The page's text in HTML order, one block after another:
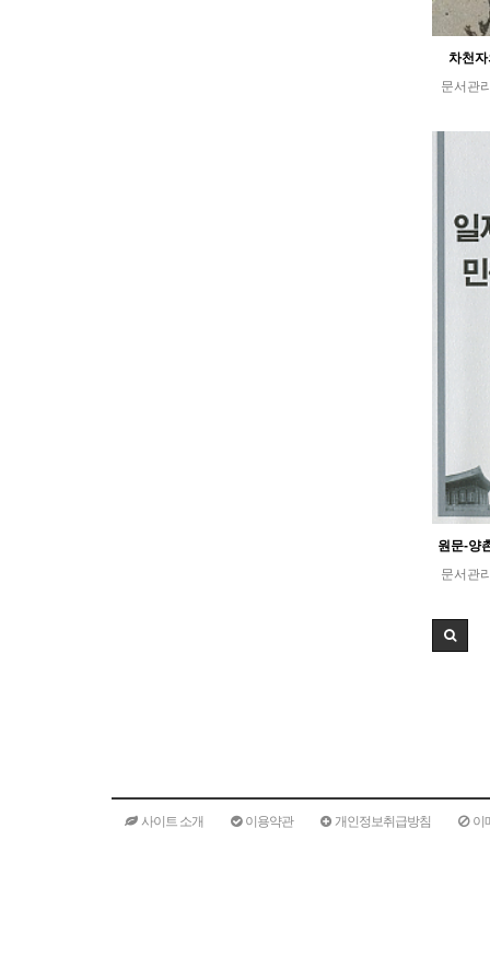
차천
문서관
문서관
사이트 소개 이용약관 개인정보취급방침 이